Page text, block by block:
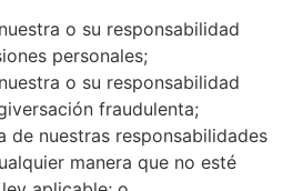
o su responsabilidad
personales;
o su responsabilidad
fraudulenta;
de nuestras responsabilidades
manera que no esté